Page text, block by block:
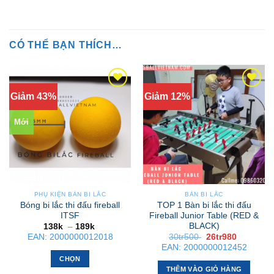
CÓ THỂ BẠN THÍCH…
Giảm 43%
Mới
PHỤ KIỆN BÀN BI LẮC
Bóng bi lắc thi đấu fireball
ITSF
138k – 189k
giá:
từ
EAN: 2000000012018
CHỌN
Giảm 12%
BÀN BI LẮC
TOP 1 Bàn bi lắc thi đấu
Fireball Junior Table (RED &
BLACK)
30tr500 Giá
gốc
là:
30tr500 .
26tr980
hiện
tại
là:
26tr980 .
EAN: 2000000012452
THÊM VÀO GIỎ HÀNG